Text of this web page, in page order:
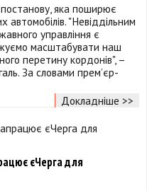
постанову, яка поширює
автомобілів. "Невіддільним
управління є
масштабувати наш
перетину кордонів", –
За словами прем’єр-
Докладніше >>
єЧерга для